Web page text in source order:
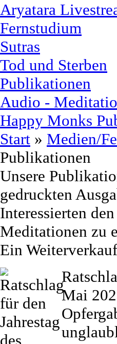
Aryatara
Fernstudium
Sutras
Tod und Sterben
Publikationen
Audio -
Happy Monks
Start » Medien/
Publikationen
Unsere
gedruckten
Interessierten
Meditationen zu
Ein
Mai